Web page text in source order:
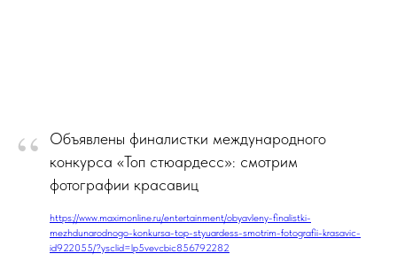
“
Объявлены финалистки международного
конкурса «Топ стюардесс»: смотрим
фотографии красавиц
https://www.maximonline.ru/entertainment/obyavleny-finalistki-
mezhdunarodnogo-konkursa-top-styuardess-smotrim-fotografii-krasavic-
id922055/?ysclid=lp5vevcbic856792282